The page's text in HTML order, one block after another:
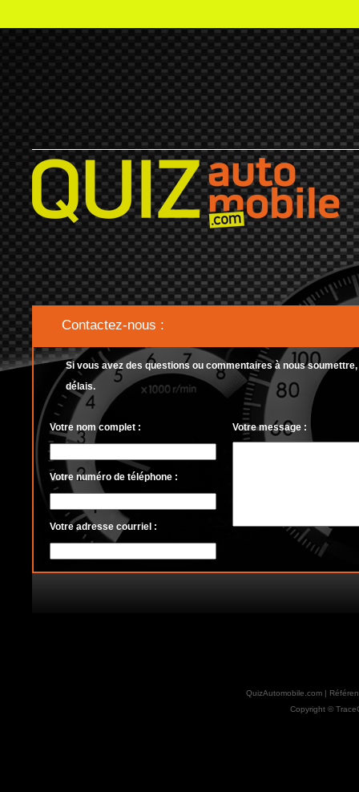
Contactez-nous :
Si vous avez des questions ou commentaires à nous
délais.
Votre nom complet :
Votre numéro de téléphone :
Votre adresse courriel :
Votre message :
QuizAutomobile.com |
Copyright ©